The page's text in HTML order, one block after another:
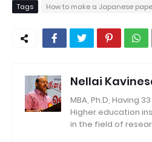
Tags How to make a Japanese
Nellai
MBA, Ph.D, Having
Higher education
in the field of